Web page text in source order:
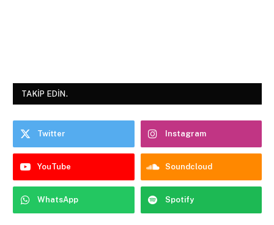
TAKIP EDIN.
Twitter Instagram
YouTube Soundcloud
WhatsApp Spotify